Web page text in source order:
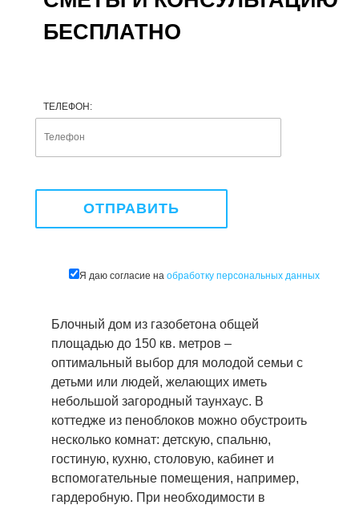
БЕСПЛАТНО
ТЕЛЕФОН:
Я даю согласие на обработку персональных данных
Блочный дом из газобетона общей
площадью до 150 кв. метров –
оптимальный выбор для молодой семьи с
детьми или людей, желающих иметь
небольшой загородный таунхаус. В
коттедже из пеноблоков можно обустроить
несколько комнат: детскую, спальню,
гостиную, кухню, столовую, кабинет и
вспомогательные помещения, например,
гардеробную. При необходимости в